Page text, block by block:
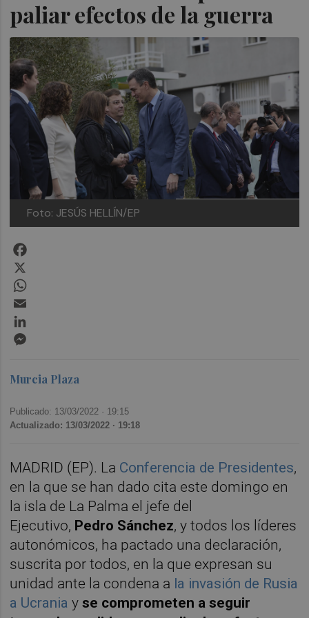
paliar efectos de la guerra
Foto: JESÚS HELLÍN/EP
Murcia Plaza
Publicado: 13/03/2022 · 19:15
Actualizado: 13/03/2022 · 19:18
MADRID (EP). La Conferencia de Presidentes,
en la que se han dado cita este domingo en
la isla de La Palma el jefe del
Ejecutivo, Pedro Sánchez, y todos los líderes
autonómicos, ha pactado una declaración,
suscrita por todos, en la que expresan su
unidad ante la condena a la invasión de Rusia
a Ucrania y se comprometen a seguir